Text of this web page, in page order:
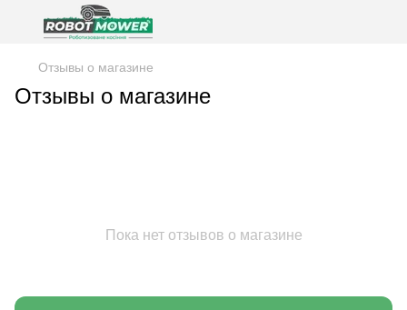
Отзывы о магазине
Отзывы о магазине
Пока нет отзывов о магазине